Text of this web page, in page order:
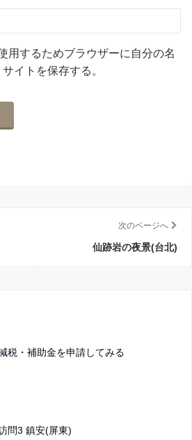
用するためブラウザーに自分の名
イトを保存する。
次のページへ
仙跡岩の夜景(台北)
税・補助金を申請してみる
問3 鎮安(屏東)